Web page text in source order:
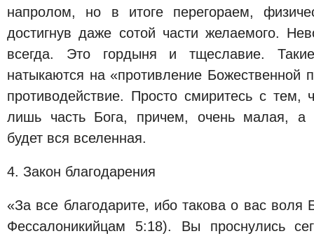
напролом, но в итоге перегораем,
достигнув даже сотой части желаемого.
всегда. Это гордыня и тщеславие.
натыкаются на «противление Божественной
противодействие. Просто смиритесь с
лишь часть Бога, причем, очень малая, а
будет вся вселенная.
4. Закон благодарения
«За все благодарите, ибо такова о вас
Фессалоникийцам 5:18). Вы проснулись